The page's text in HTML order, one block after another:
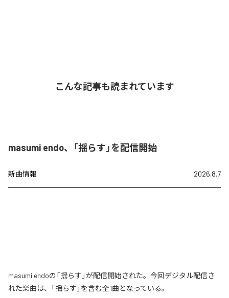
こんな記事も読まれています
masumi endo、「揺らす」を配信開始
新曲情報 2026.8.7
masumi endoの「揺らす」が配信開始された。今回デジタル配信さ
れた楽曲は、「揺らす」を含む全1曲となっている。